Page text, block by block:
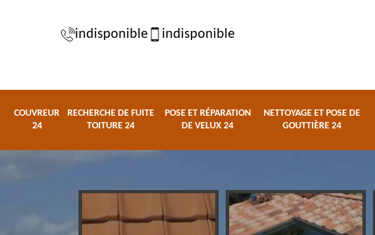
indisponible indisponible
COUVREUR
24
RECHERCHE DE FUITE
TOITURE 24
POSE ET RÉPARATION
DE VELUX 24
NETTOYAGE ET POSE DE
GOUTTIÈRE 24